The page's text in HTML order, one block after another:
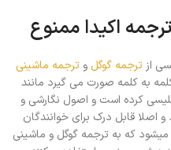
ترجمه اکیدا ممنوع
از ترجمه گوگل و ترجمه ماشینی
به کلمه صورت می گیرد مانند
کرده است و اصول نگارشی و
اصلا قابل درک برای خوانندگان
که به ترجمه گوگل و ماشینی